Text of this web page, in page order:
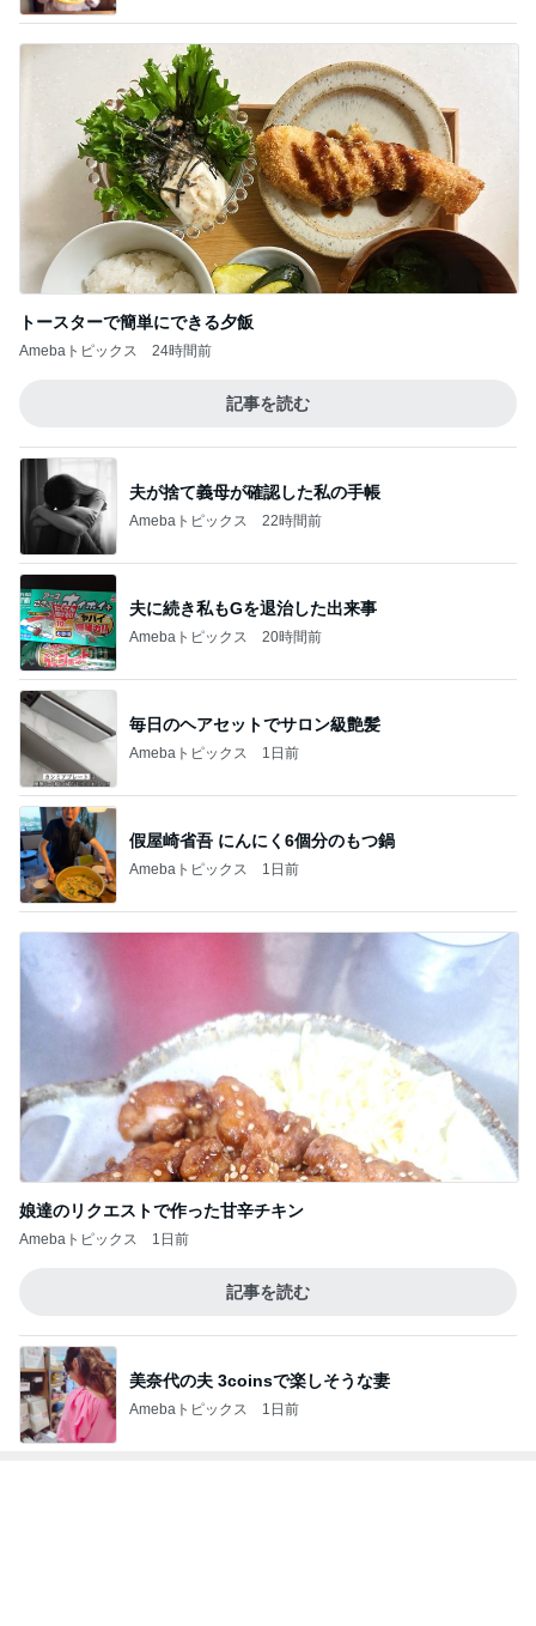
トースターで簡単にできる夕飯
Amebaトピックス 24時間前
記事を読む
夫が捨て義母が確認した私の手帳
Amebaトピックス 22時間前
夫に続き私もGを退治した出来事
Amebaトピックス 20時間前
毎日のヘアセットでサロン級艶髪
Amebaトピックス 1日前
假屋崎省吾 にんにく6個分のもつ鍋
Amebaトピックス 1日前
娘達のリクエストで作った甘辛チキン
Amebaトピックス 1日前
記事を読む
美奈代の夫 3coinsで楽しそうな妻
Amebaトピックス 1日前